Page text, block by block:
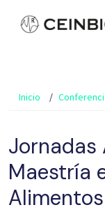
Inicio
Maestría